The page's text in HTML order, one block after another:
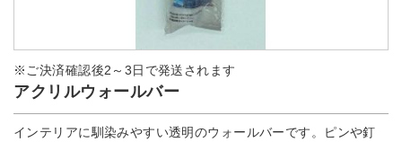
※ご決済確認後2～3日で発送されます
アクリルウォールバー
インテリアに馴染みやすい透明のウォールバーです。ピンや釘